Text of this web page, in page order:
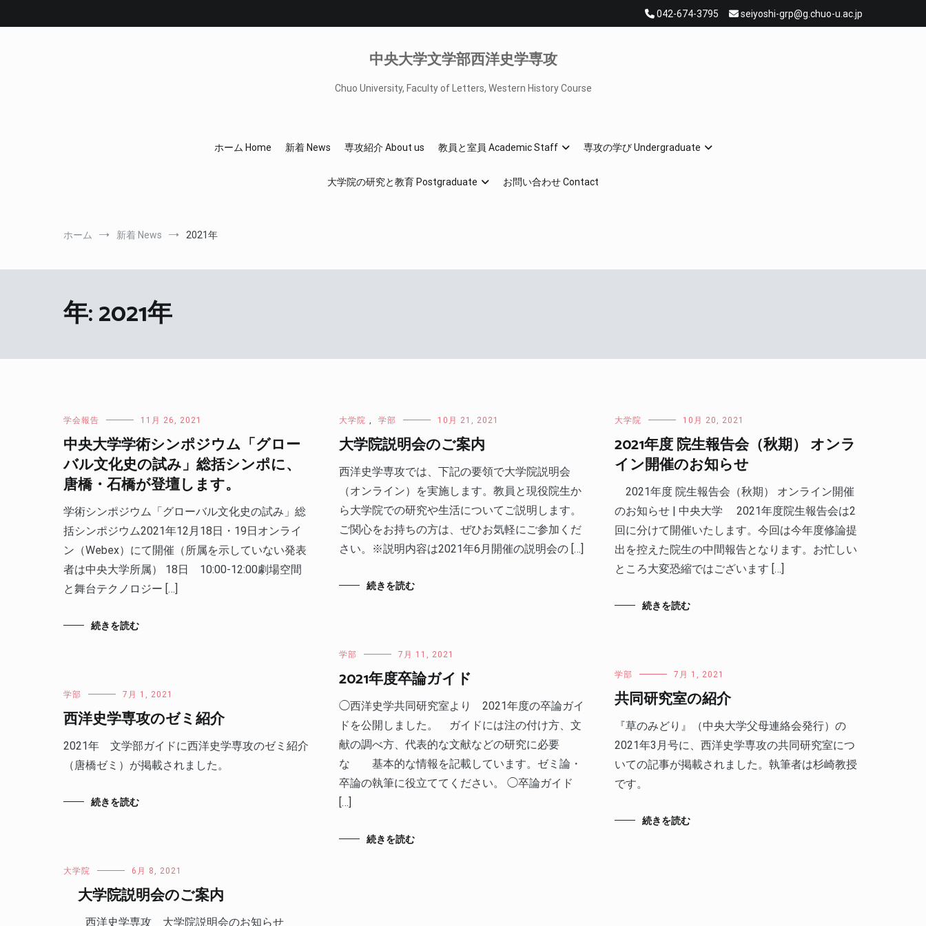
042-674-3795 seiyoshi-grp@g.chuo-u.ac.jp
中央大学文学部西洋史学専攻
Chuo University, Faculty of Letters, Western History Course
ホーム Home 新着 News 専攻紹介 About us 教員と室員 Academic Staff 専攻の学び Undergraduate
大学院の研究と教育 Postgraduate お問い合わせ Contact
ホーム 新着 News 2021年
年:2021年
学会報告 11月 26, 2021
中央大学学術シンポジウム「グロー
バル文化史の試み」総括シンポに、
唐橋・石橋が登壇します。
学術シンポジウム「グローバル文化史の試み」総
括シンポジウム2021年12月18日・19日オンライ
ン（Webex）にて開催（所属を示していない発表
者は中央大学所属） 18日 10:00-12:00劇場空間
と舞台テクノロジー […]
続きを読む
大学院 , 学部 10月 21, 2021
大学院説明会のご案内
西洋史学専攻では、下記の要領で大学院説明会
（オンライン）を実施します。教員と現役院生か
ら大学院での研究や生活についてご説明します。
ご関心をお持ちの方は、ぜひお気軽にご参加くだ
さい。※説明内容は2021年6月開催の説明会の […]
続きを読む
大学院 10月 20, 2021
2021年度 院生報告会（秋期） オンラ
イン開催のお知らせ
2021年度 院生報告会（秋期） オンライン開催
のお知らせ | 中央大学 2021年度院生報告会は2
回に分けて開催いたします。今回は今年度修論提
出を控えた院生の中間報告となります。お忙しい
ところ大変恐縮ではございます […]
続きを読む
学部 7月 11, 2021
2021年度卒論ガイド
◯西洋史学共同研究室より 2021年度の卒論ガイ
ドを公開しました。 ガイドには注の付け方、文
献の調べ方、代表的な文献などの研究に必要
な 基本的な情報を記載しています。ゼミ論・
卒論の執筆に役立ててください。 ◯卒論ガイド
[…]
続きを読む
学部 7月 1, 2021
共同研究室の紹介
『草のみどり』（中央大学父母連絡会発行）の
2021年3月号に、西洋史学専攻の共同研究室につ
いての記事が掲載されました。執筆者は杉崎教授
です。
続きを読む
学部 7月 1, 2021
西洋史学専攻のゼミ紹介
2021年 文学部ガイドに西洋史学専攻のゼミ紹介
（唐橋ゼミ）が掲載されました。
続きを読む
大学院 6月 8, 2021
大学院説明会のご案内
西洋史学専攻 大学院説明会のお知らせ